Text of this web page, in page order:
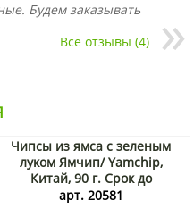
Будем заказывать
Все отзывы (4)
Чипсы из ямса с зеленым
луком Ямчип/ Yamchip,
Китай, 90 г. Срок до
10.09.2026. Распродажа
арт. 20581